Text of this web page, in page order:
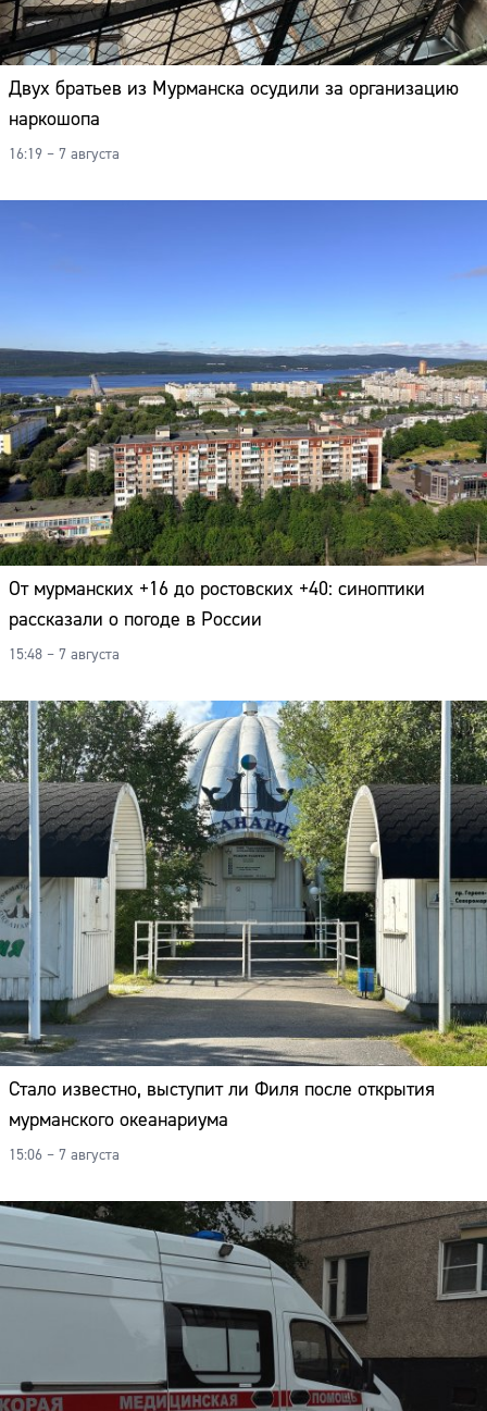
Двух братьев из Мурманска осудили за организацию
наркошопа
16:19 – 7 августа
От мурманских +16 до ростовских +40: синоптики
рассказали о погоде в России
15:48 – 7 августа
Стало известно, выступит ли Филя после открытия
мурманского океанариума
15:06 – 7 августа